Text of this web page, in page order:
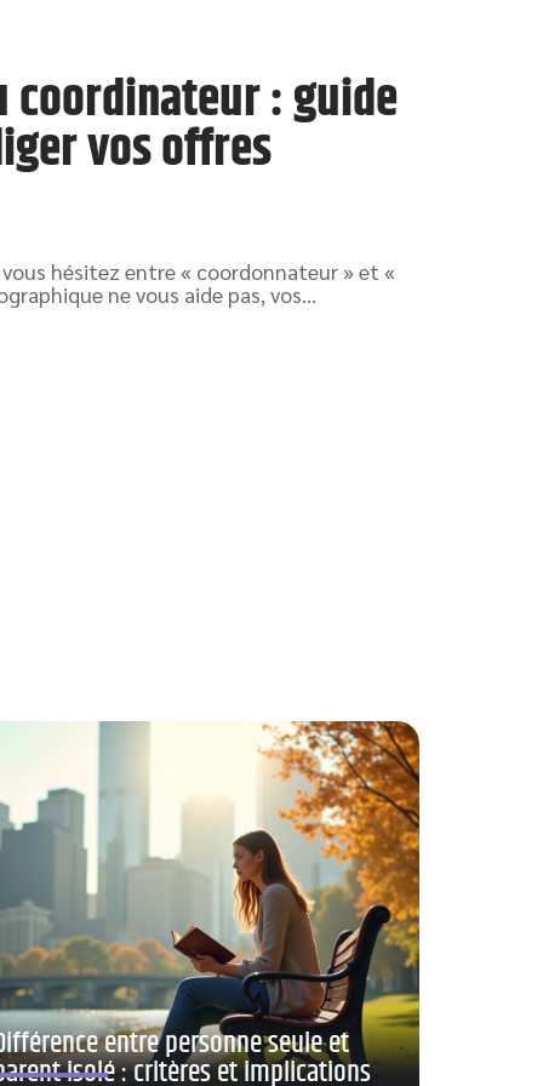
coordinateur : guide
vos offres
hésitez entre « coordonnateur » et «
ne vous aide pas, vos…
entre personne seule et
isolé : critères et implications